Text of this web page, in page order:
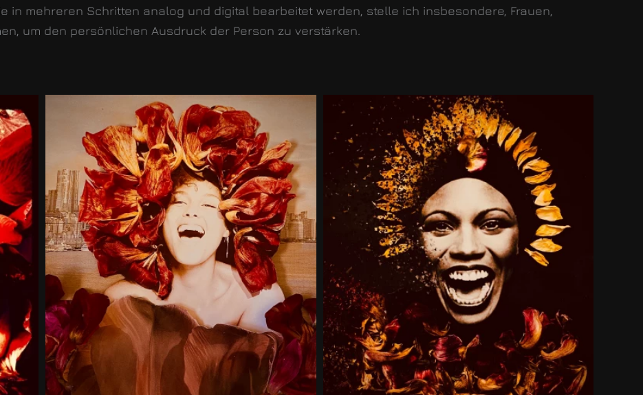
in mehreren Schritten analog und digital bearbeitet werden, stelle ich insbesondere, Frauen,
um den persönlichen Ausdruck der Person zu verstärken.